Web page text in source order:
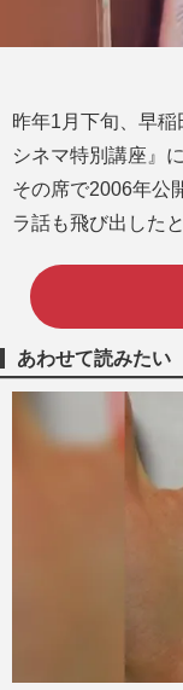
昨年1月下旬、早稲
シネマ特別講座』
その席で2006年公
ラ話も飛び出したと
あわせて読みたい